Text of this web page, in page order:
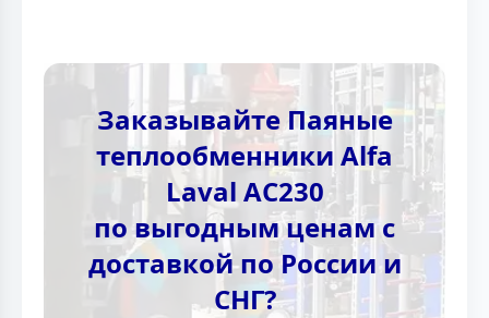
Заказывайте Паяные
теплообменники Alfa
Laval AC230
по выгодным ценам с
доставкой по России и
СНГ?